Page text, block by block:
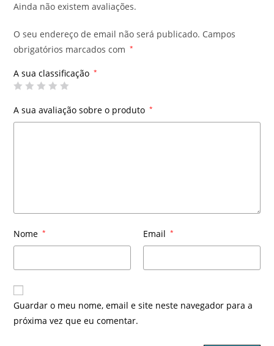
Ainda não existem avaliações.
O seu endereço de email não será publicado. Campos
obrigatórios marcados com
*
A sua classificação *
A sua avaliação sobre o produto *
Nome * Email *
Guardar o meu nome, email e site neste navegador para a
próxima vez que eu comentar.